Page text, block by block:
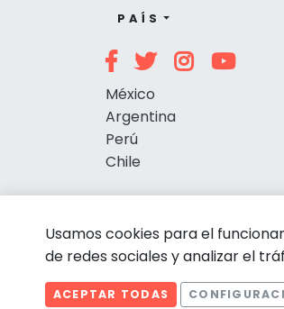
PAÍS
México
Argentina
Perú
Chile
© Foodtruckya 2026
Usamos cookies para el
de redes sociales y analizar el
ACEPTAR TODAS